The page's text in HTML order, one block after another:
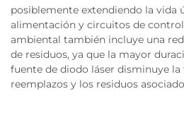
posiblemente extendiendo la vida
alimentación y circuitos de
ambiental también incluye una
de residuos, ya que la mayor
fuente de diodo láser disminuye la
reemplazos y los residuos